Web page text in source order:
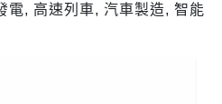
電, 高速列車, 汽車製造, 智能